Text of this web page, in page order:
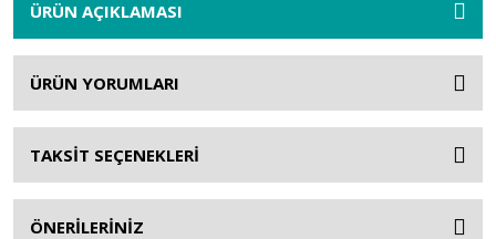
ÜRÜN AÇIKLAMASI
ÜRÜN YORUMLARI
TAKSİT SEÇENEKLERİ
ÖNERİLERİNİZ